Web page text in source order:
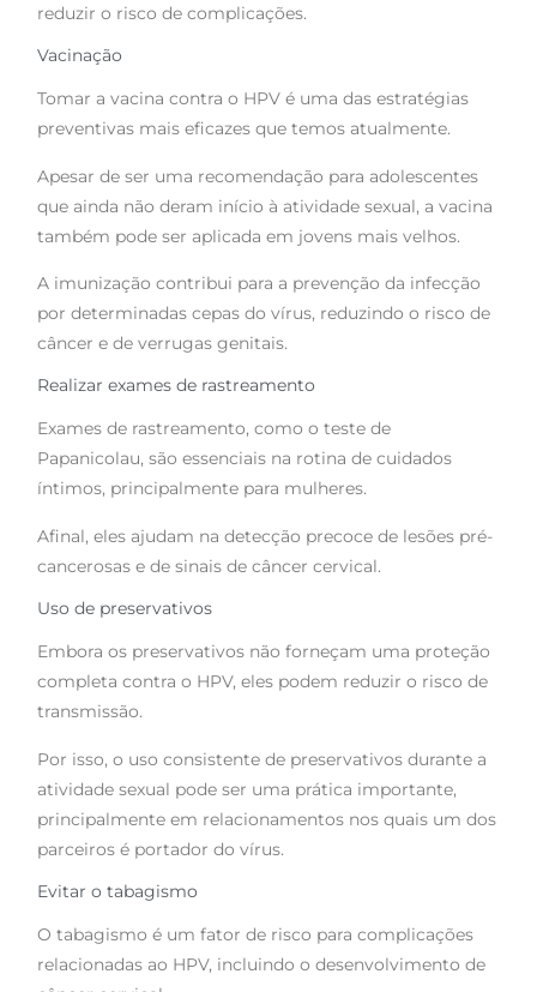
reduzir o risco de complicações.
Vacinação
Tomar a vacina contra o HPV é uma das estratégias
preventivas mais eficazes que temos atualmente.
Apesar de ser uma recomendação para adolescentes
que ainda não deram início à atividade sexual, a vacina
também pode ser aplicada em jovens mais velhos.
A imunização contribui para a prevenção da infecção
por determinadas cepas do vírus, reduzindo o risco de
câncer e de verrugas genitais.
Realizar exames de rastreamento
Exames de rastreamento, como o teste de
Papanicolau, são essenciais na rotina de cuidados
íntimos, principalmente para mulheres.
Afinal, eles ajudam na detecção precoce de lesões pré-
cancerosas e de sinais de câncer cervical.
Uso de preservativos
Embora os preservativos não forneçam uma proteção
completa contra o HPV, eles podem reduzir o risco de
transmissão.
Por isso, o uso consistente de preservativos durante a
atividade sexual pode ser uma prática importante,
principalmente em relacionamentos nos quais um dos
parceiros é portador do vírus.
Evitar o tabagismo
O tabagismo é um fator de risco para complicações
relacionadas ao HPV, incluindo o desenvolvimento de